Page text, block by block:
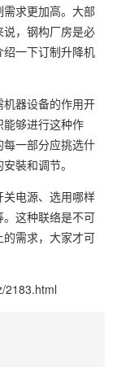
求更加高。大部
，钢构厂房是必
一下订制升降机
器设备的作用开
够进行这种作
一部分应挑选什
裝和调节。
电源、选用哪样
这种联络是不可
需求，大家才可
2183.html